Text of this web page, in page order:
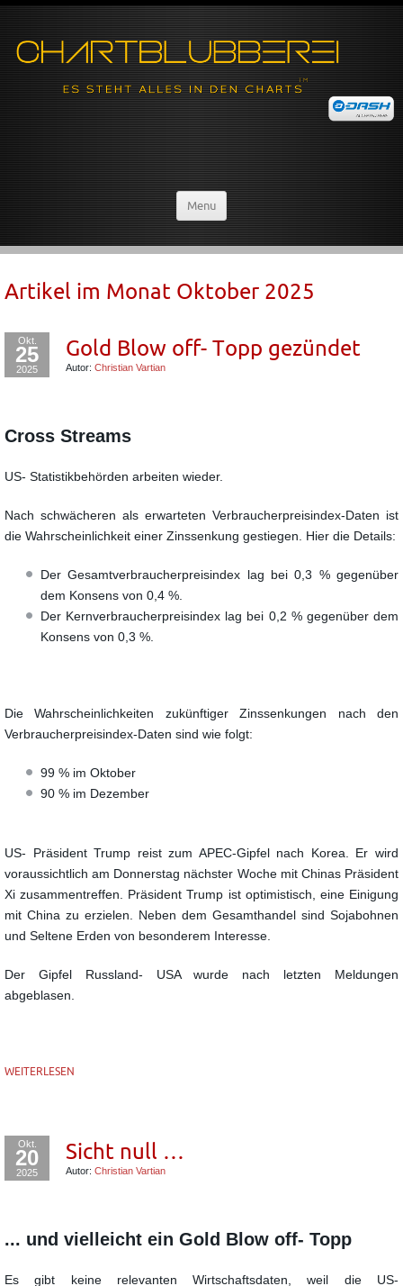
Menu
Artikel im Monat Oktober 2025
Okt.
25
2025
Gold Blow off- Topp gezündet
Autor: Christian Vartian
Cross Streams
US- Statistikbehörden arbeiten wieder.
Nach schwächeren als erwarteten Verbraucherpreisindex-Daten ist
die Wahrscheinlichkeit einer Zinssenkung gestiegen. Hier die Details:
Der Gesamtverbraucherpreisindex lag bei 0,3 % gegenüber
dem Konsens von 0,4 %.
Der Kernverbraucherpreisindex lag bei 0,2 % gegenüber dem
Konsens von 0,3 %.
Die Wahrscheinlichkeiten zukünftiger Zinssenkungen nach den
Verbraucherpreisindex-Daten sind wie folgt:
99 % im Oktober
90 % im Dezember
US- Präsident Trump reist zum APEC-Gipfel nach Korea. Er wird
voraussichtlich am Donnerstag nächster Woche mit Chinas Präsident
Xi zusammentreffen. Präsident Trump ist optimistisch, eine Einigung
mit China zu erzielen. Neben dem Gesamthandel sind Sojabohnen
und Seltene Erden von besonderem Interesse.
Der Gipfel Russland- USA wurde nach letzten Meldungen
abgeblasen.
WEITERLESEN
Okt.
20
2025
Sicht null …
Autor: Christian Vartian
... und vielleicht ein Gold Blow off- Topp
Es gibt keine relevanten Wirtschaftsdaten, weil die US-